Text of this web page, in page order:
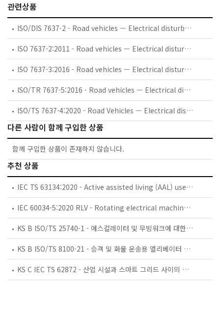
관련상품
ISO/DIS 7637-2 - Road vehicles — Electrical disturbances by conduction and coupling — Part 2: Electrical transient conduction along supply lines
ISO 7637-2:2011 - Road vehicles — Electrical disturbances from conduction and coupling — Part 2: Electrical transient conduction along supply lines only
ISO 7637-3:2016 - Road vehicles — Electrical disturbances from conduction and coupling — Part 3: Electrical transient transmission by capacitive and inductive coupling via lines other than supply lines
ISO/TR 7637-5:2016 - Road vehicles — Electrical disturbances from conduction and coupling — Part 5: Enhanced definitions and verification methods for harmonization of pulse generators according to ISO 7637
ISO/TS 7637-4:2020 - Road Vehicles — Electrical disturbance by conduction and coupling — Part 4: Electrical transient conduction along shielded high voltage supply lines only
다른 사람이 함께 구입한 상품
함께 구입한 상품이 존재하지 않습니다.
추천 상품
IEC TS 63134:2020 - Active assisted living (AAL) use cases
IEC 60034-5:2020 RLV - Rotating electrical machines - Part 5: Degrees of protection provided by the integral design of rotating electrical machines (IP code) - Classification
KS B ISO/TS 25740-1 - 에스컬레이터 및 무빙워크에 대한 안전요건 — 제1부: 세계공통 필수 안전요건(GESRs)
KS B ISO/TS 8100-21 - 승객 및 화물 운송용 엘리베이터 —제21부: 세계공통 필수안전요건(GESRs)을 충족하는 세계공통 안전 파라미터(GSPs)
KS C IEC TS 62872 - 산업 시설과 스마트 그리드 사이의 산업 공정 측정, 제어 및 자동화 시스템 인터페이스